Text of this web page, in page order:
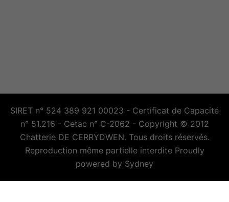
SIRET n° 524 389 921 00023 - Certificat de Capacité
n° 51.216 - Cetac n° C-2062 - Copyright © 2012
Chatterie DE CERRYDWEN. Tous droits réservés.
Reproduction même partielle interdite Proudly
powered by Sydney